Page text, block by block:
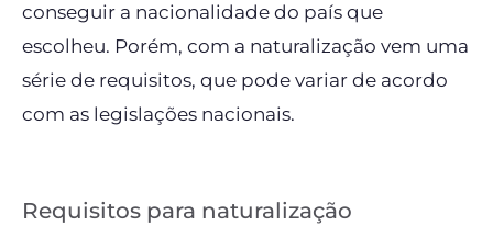
conseguir a nacionalidade do país que
escolheu. Porém, com a naturalização vem uma
série de requisitos, que pode variar de acordo
com as legislações nacionais.
Requisitos para naturalização